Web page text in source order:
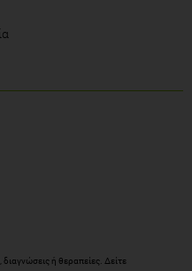
ή θεραπείες. Δείτε